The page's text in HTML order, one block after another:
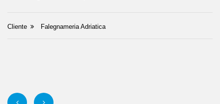
Cliente Falegnameria Adriatica